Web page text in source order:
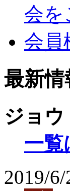
最新情
ジョ
一覧
2019/6/